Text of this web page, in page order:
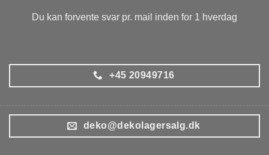
Du kan forvente svar pr. mail inden for 1 hverdag
+45 20949716
deko@dekolagersalg.dk